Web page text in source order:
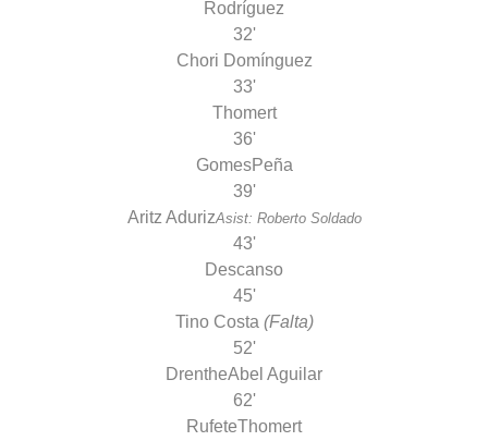
Rodríguez
32'
Chori Domínguez
33'
Thomert
36'
GomesPeña
39'
Aritz AdurizAsist: Roberto Soldado
43'
Descanso
45'
Tino Costa (Falta)
52'
DrentheAbel Aguilar
62'
RufeteThomert